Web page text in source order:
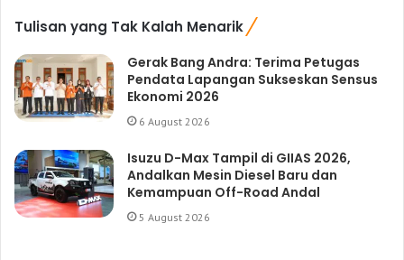
Tulisan yang Tak Kalah Menarik
Gerak Bang Andra: Terima Petugas
Pendata Lapangan Sukseskan Sensus
Ekonomi 2026
6 August 2026
Isuzu D-Max Tampil di GIIAS 2026,
Andalkan Mesin Diesel Baru dan
Kemampuan Off-Road Andal
5 August 2026